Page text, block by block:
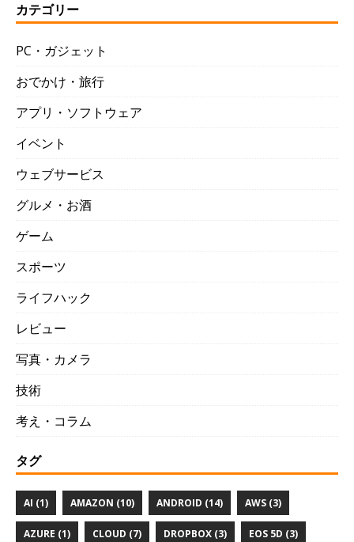
カテゴリー
PC・ガジェット
おでかけ・旅行
アプリ・ソフトウェア
イベント
ウェブサービス
グルメ・お酒
ゲーム
スポーツ
ライフハック
レビュー
写真・カメラ
技術
考え・コラム
タグ
AI (1) AMAZON (10) ANDROID (14) AWS (3)
AZURE (1) CLOUD (7) DROPBOX (3) EOS 5D (3)